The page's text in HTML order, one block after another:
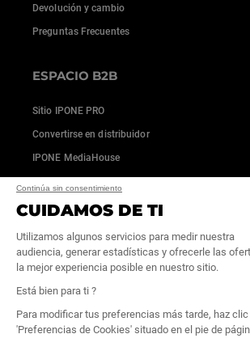
Continúa sin consentimiento
CUIDAMOS DE TI
Utilizamos algunos servicios para medir nuestra
audiencia, generar estadísticas y ofrecerle las
la mejor experiencia posible en nuestro sitio.
Está bien para ti ?
Para modificar tus preferencias más tarde, haz
'Preferencias de Cookies' situado en el pie de
Devolución y cambio
Preguntas Frecuentes
ESPACIO B2B
Sitio IPONE PRO
Convertirse en distribuidor
IPONE MediaHouse
Condiciones generales de venta Créditos